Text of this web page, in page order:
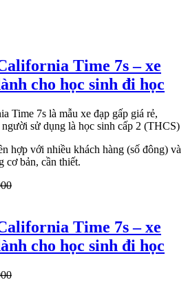
Time 7s – xe
cho học sinh đi học
Time 7s là mẫu xe đạp gấp giá rẻ,
sử dụng là học sinh cấp 2 (THCS)
hợp với nhiều khách hàng (số đông) và
cơ bản, cần thiết.
Time 7s – xe
cho học sinh đi học